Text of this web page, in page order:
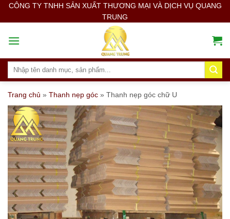
SkipCÔNG TY TNHH SẢN XUẤT THƯƠNG MẠI VÀ DỊCH VỤ QUANG
TRUNG
Search
Trang chủ » Thanh nẹp góc » Thanh nẹp góc chữ U